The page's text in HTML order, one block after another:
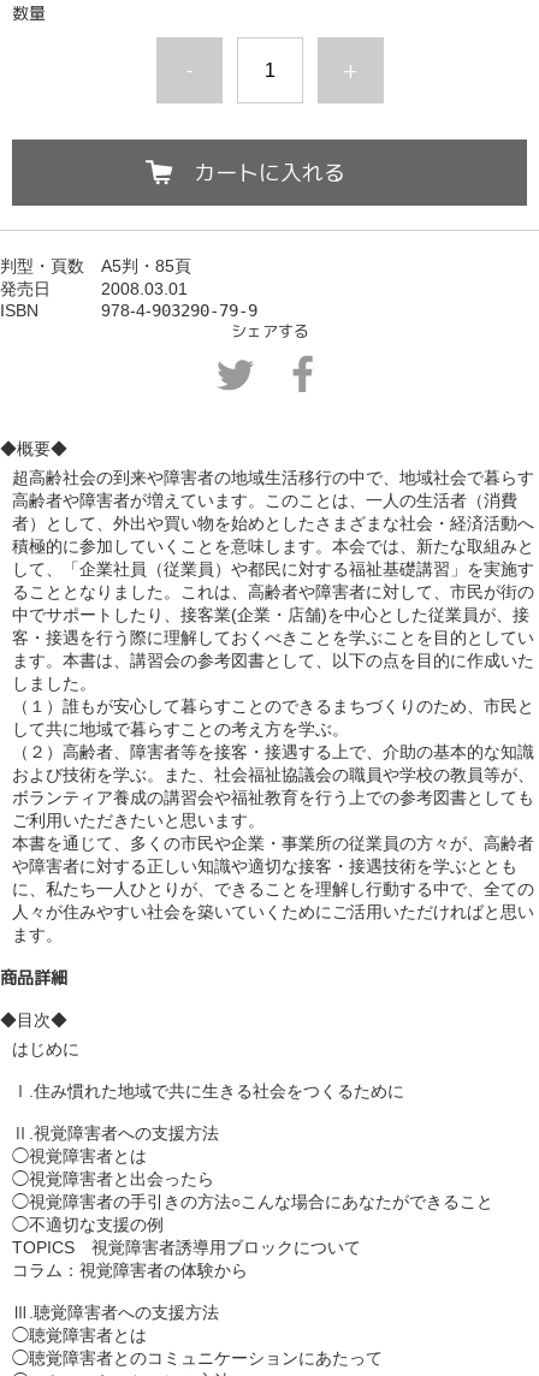
数量
- +
カートに入れる
判型 ・頁数 A5判・85頁
発売日 2008.03.01
ISBN             978-4-903290-79-9
シェアする
◆概要◆
超高齢社会の到来や障害者の地域生活移行の中で、地域社会で暮らす
高齢者や障害者が増えています。このことは、一人の生活者（消費
者）として、外出や買い物を始めとしたさまざまな社会・経済活動へ
積極的に参加していくことを意味します。本会では、新たな取組みと
して、「企業社員（従業員）や都民に対する福祉基礎講習」を実施す
ることとなりました。これは、高齢者や障害者に対して、市民が街の
中でサポートしたり、接客業(企業・店舗)を中心とした従業員が、接
客・接遇を行う際に理解しておくべきことを学ぶことを目的としてい
ます。本書は、講習会の参考図書として、以下の点を目的に作成いた
しました。
（１）誰もが安心して暮らすことのできるまちづくりのため、市民と
して共に地域で暮らすことの考え方を学ぶ。
（２）高齢者、障害者等を接客・接遇する上で、介助の基本的な知識
および技術を学ぶ。また、社会福祉協議会の職員や学校の教員等が、
ボランティア養成の講習会や福祉教育を行う上での参考図書としても
ご利用いただきたいと思います。
本書を通じて、多くの市民や企業・事業所の従業員の方々が、高齢者
や障害者に対する正しい知識や適切な接客・接遇技術を学ぶととも
に、私たち一人ひとりが、できることを理解し行動する中で、全ての
人々が住みやすい社会を築いていくためにご活用いただければと思い
ます。
商品詳細
◆目次◆
はじめに
Ⅰ.住み慣れた地域で共に生きる社会をつくるために
Ⅱ.視覚障害者への支援方法
◯視覚障害者とは
◯視覚障害者と出会ったら
◯視覚障害者の手引きの方法○こんな場合にあなたができること
◯不適切な支援の例
TOPICS　視覚障害者誘導用ブロックについて
コラム：視覚障害者の体験から
Ⅲ.聴覚障害者への支援方法
◯聴覚障害者とは
◯聴覚障害者とのコミュニケーションにあたって